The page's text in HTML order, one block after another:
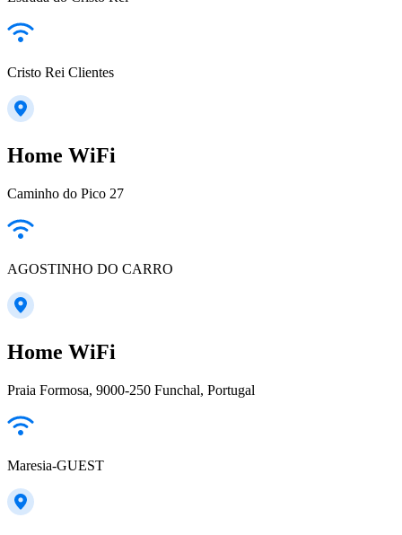
Cristo Rei Clientes
Home WiFi
Caminho do Pico 27
AGOSTINHO DO CARRO
Home WiFi
Praia Formosa, 9000-250 Funchal, Portugal
Maresia-GUEST